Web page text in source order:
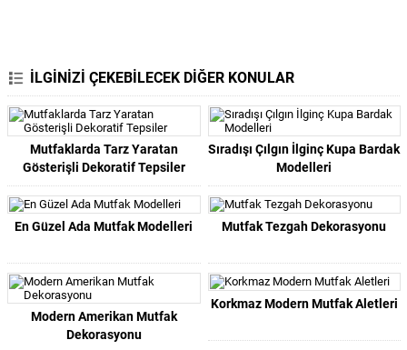
İLGİNİZİ ÇEKEBİLECEK DİĞER KONULAR
Mutfaklarda Tarz Yaratan
Gösterişli Dekoratif Tepsiler
Sıradışı Çılgın İlginç Kupa Bardak
Modelleri
En Güzel Ada Mutfak Modelleri Mutfak Tezgah Dekorasyonu
Modern Amerikan Mutfak
Dekorasyonu
Korkmaz Modern Mutfak Aletleri